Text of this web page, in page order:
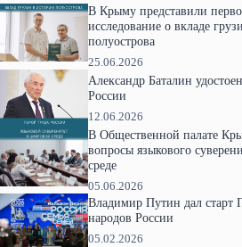
В Крыму представили
исследование о вкладе
полуострова
25.06.2026
Александр Баталин
России
12.06.2026
В Общественной палате
вопросы языкового
среде
05.06.2026
Владимир Путин дал старт
народов России
05.02.2026